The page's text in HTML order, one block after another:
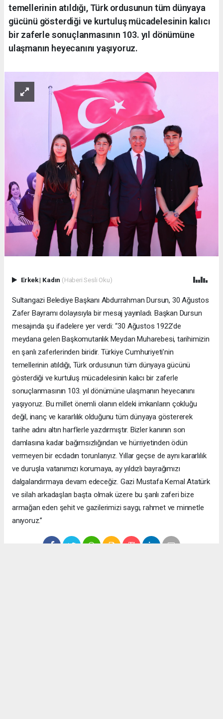
temellerinin atıldığı, Türk ordusunun tüm dünyaya
gücünü gösterdiği ve kurtuluş mücadelesinin kalıcı
bir zaferle sonuçlanmasının 103. yıl dönümüne
ulaşmanın heyecanını yaşıyoruz.
Erkek| Kadın (Haberi Sesli Oku)
Sultangazi Belediye Başkanı Abdurrahman Dursun, 30 Ağustos
Zafer Bayramı dolayısıyla bir mesaj yayınladı. Başkan Dursun
mesajında şu ifadelere yer verdi: “30 Ağustos 1922’de
meydana gelen Başkomutanlık Meydan Muharebesi, tarihimizin
en şanlı zaferlerinden biridir. Türkiye Cumhuriyeti’nin
temellerinin atıldığı, Türk ordusunun tüm dünyaya gücünü
gösterdiği ve kurtuluş mücadelesinin kalıcı bir zaferle
sonuçlanmasının 103. yıl dönümüne ulaşmanın heyecanını
yaşıyoruz. Bu millet önemli olanın eldeki imkanların çokluğu
değil, inanç ve kararlılık olduğunu tüm dünyaya göstererek
tarihe adını altın harflerle yazdırmıştır. Bizler kanının son
damlasına kadar bağımsızlığından ve hürriyetinden ödün
vermeyen bir ecdadın torunlarıyız. Yıllar geçse de aynı kararlılık
ve duruşla vatanımızı korumaya, ay yıldızlı bayrağımızı
dalgalandırmaya devam edeceğiz. Gazi Mustafa Kemal Atatürk
ve silah arkadaşları başta olmak üzere bu şanlı zaferi bize
armağan eden şehit ve gazilerimizi saygı, rahmet ve minnetle
anıyoruz.”